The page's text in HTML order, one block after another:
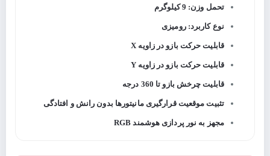
تحمل وزن: 9 کیلوگرم
نوع کاربرد: رومیزی
قابلیت حرکت بازو در زاویه X
قابلیت حرکت بازو در زاویه Y
قابلیت چرخش بازو تا 360 درجه
تثبیت موقعیت قرارگیری مانیتورها بدون رانش و افتادگی
مجهز به نور پردازی هوشمند RGB